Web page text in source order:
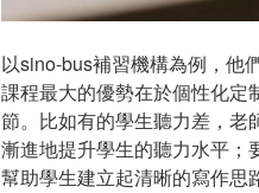
以sino-bus補習機構為例，他
課程最大的優勢在於個性化定
節。比如有的學生聽力差，老
漸進地提升學生的聽力水平；
幫助學生建立起清晰的寫作思